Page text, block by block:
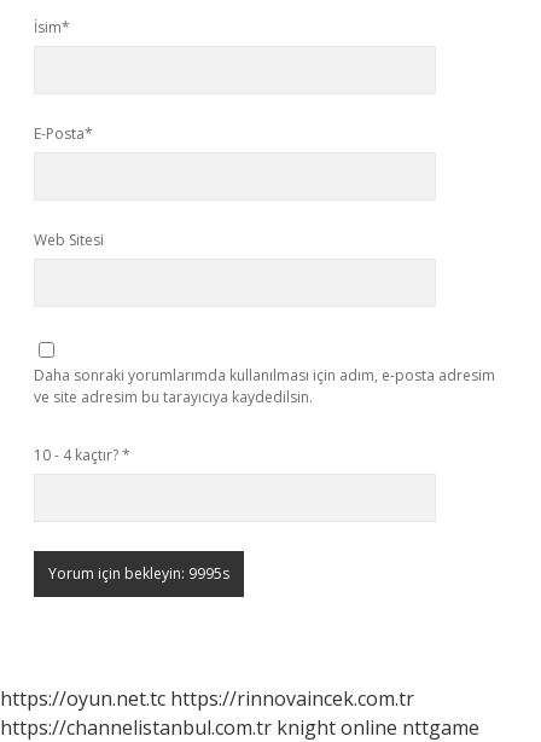
İsim*
E-Posta*
Web Sitesi
Daha sonraki yorumlarımda kullanılması için adım, e-posta adresim
ve site adresim bu tarayıcıya kaydedilsin.
10 - 4 kaçtır?*
https://oyun.net.tc https://rinnovaincek.com.tr
https://channelistanbul.com.tr knight online nttgame